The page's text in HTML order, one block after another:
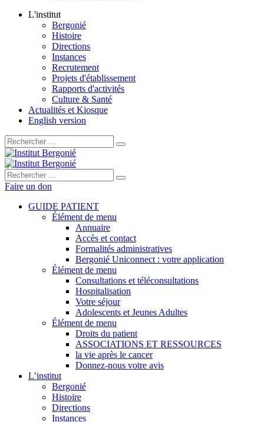
L'institut
Bergonié
Histoire
Directions
Instances
Recrutement
Projets d'établissement
Rapports d'activités
Culture & Santé
Actualités et Kiosque
English version
Rechercher :
Rechercher :
Faire un don
GUIDE PATIENT
Élément de menu
Annuaire
Accès et contact
Formalités administratives
Bergonié Uniconnect : votre application
Élément de menu
Consultations et téléconsultations
Hospitalisation
Votre séjour
Adolescents et Jeunes Adultes
Élément de menu
Droits du patient
ASSOCIATIONS ET RESSOURCES
la vie après le cancer
Donnez-nous votre avis
L’institut
Bergonié
Histoire
Directions
Instances